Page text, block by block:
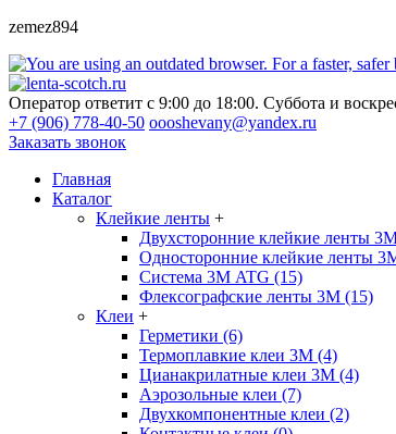
zemez894
Оператор ответит с 9:00 до 18:00. Суббота и
+7 (906) 778-40-50 oooshevany@yandex.ru
Заказать звонок
Главная
Каталог
Клейкие ленты +
Двухсторонние клейкие ленты
Односторонние клейкие ленты
Система 3М ATG (15)
Флексографские ленты 3М (15)
Клеи +
Герметики (6)
Термоплавкие клеи 3М (4)
Цианакрилатные клеи 3М (4)
Аэрозольные клеи (7)
Двухкомпонентные клеи (2)